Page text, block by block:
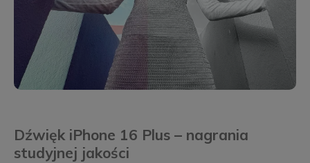
Dźwięk iPhone 16 Plus – nagrania
studyjnej jakości